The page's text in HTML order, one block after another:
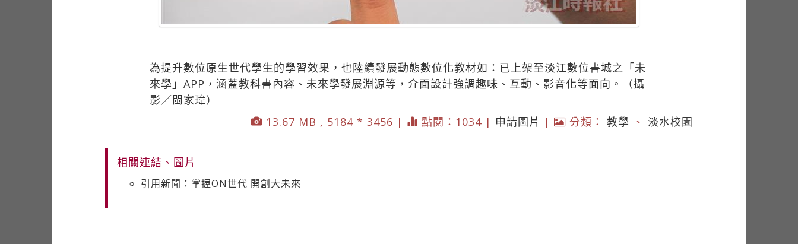
為提升數位原生世代學生的學習效果，也陸續發展動態數位化教材如：已上架至淡江數位書城之「未
來學」APP，涵蓋教科書內容、未來學發展淵源等，介面設計強調趣味、互動、影音化等面向。（攝
影／閩家瑋）
13.67 MB , 5184 * 3456 |
點閱：1034 | 申請圖片 | 分類： 教學 、 淡水校園
相關連結、圖片
引用新聞：掌握ON世代 開創大未來